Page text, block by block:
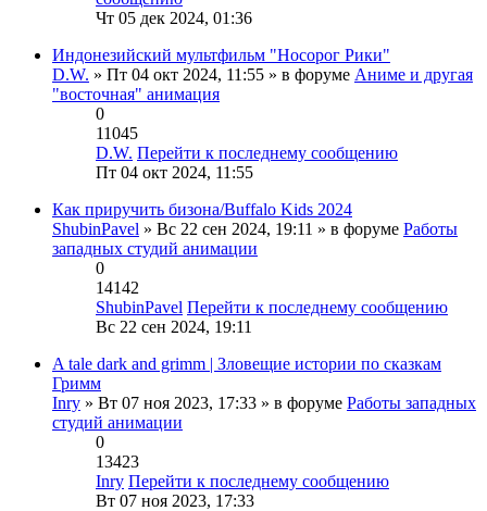
Чт 05 дек 2024, 01:36
Индонезийский мультфильм "Носорог Рики"
D.W. » Пт 04 окт 2024, 11:55 » в форуме Аниме и другая
"восточная" анимация
0
11045
D.W. Перейти к последнему сообщению
Пт 04 окт 2024, 11:55
Как приручить бизона/Buffalo Kids 2024
ShubinPavel » Вс 22 сен 2024, 19:11 » в форуме Работы
западных студий анимации
0
14142
ShubinPavel Перейти к последнему сообщению
Вс 22 сен 2024, 19:11
A tale dark and grimm | Зловещие истории по сказкам
Гримм
Inry » Вт 07 ноя 2023, 17:33 » в форуме Работы западных
студий анимации
0
13423
Inry Перейти к последнему сообщению
Вт 07 ноя 2023, 17:33